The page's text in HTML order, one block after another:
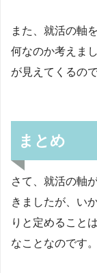
また、就活の軸
何なのか考えま
が見えてくるので
まとめ
さて、就活の軸
きましたが、い
りと定めること
なことなのです。